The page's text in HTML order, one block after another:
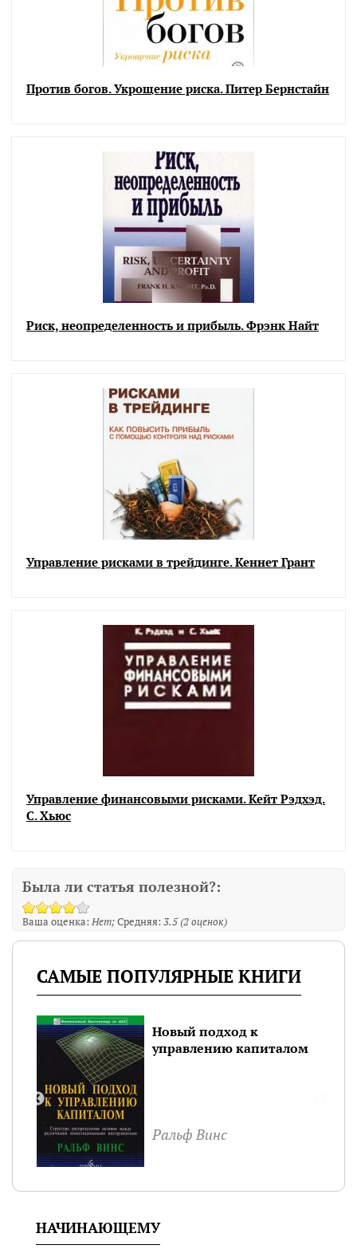
Против богов. Укрощение риска. Питер Бернстайн
Риск, неопределенность и прибыль. Фрэнк Найт
Управление рисками в трейдинге. Кеннет Грант
Управление финансовыми рисками. Кейт Рэдхэд.
С. Хьюс
Была ли статья полезной?:
Ваша оценка:Нет Средняя:3.5(2оценок)
САМЫЕ ПОПУЛЯРНЫЕ КНИГИ
Новый подход к
управлению капиталом
Ральф Винс
НАЧИНАЮЩЕМУ